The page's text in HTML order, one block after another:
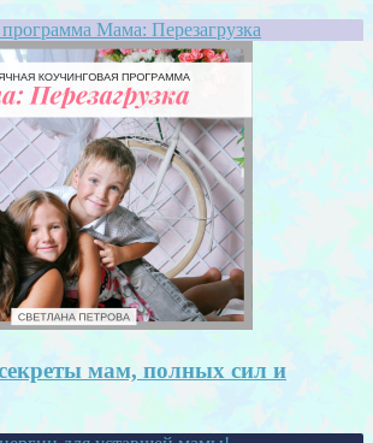
Мама: Перезагрузка
мам, полных сил и